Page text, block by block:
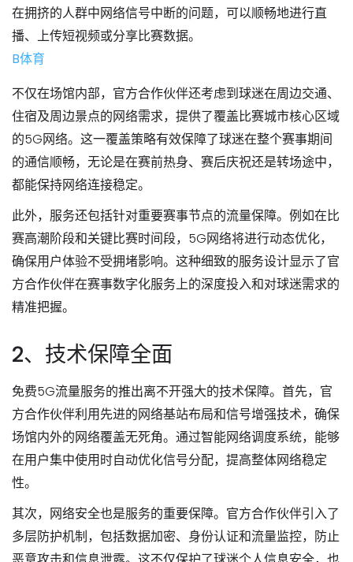
在拥挤的人群中网络信号中断的问题，可以顺畅地进行直
播、上传短视频或分享比赛数据。
B体育
不仅在场馆内部，官方合作伙伴还考虑到球迷在周边交通、
住宿及周边景点的网络需求，提供了覆盖比赛城市核心区域
的5G网络。这一覆盖策略有效保障了球迷在整个赛事期间
的通信顺畅，无论是在赛前热身、赛后庆祝还是转场途中，
都能保持网络连接稳定。
此外，服务还包括针对重要赛事节点的流量保障。例如在比
赛高潮阶段和关键比赛时间段，5G网络将进行动态优化，
确保用户体验不受拥堵影响。这种细致的服务设计显示了官
方合作伙伴在赛事数字化服务上的深度投入和对球迷需求的
精准把握。
2、技术保障全面
免费5G流量服务的推出离不开强大的技术保障。首先，官
方合作伙伴利用先进的网络基站布局和信号增强技术，确保
场馆内外的网络覆盖无死角。通过智能网络调度系统，能够
在用户集中使用时自动优化信号分配，提高整体网络稳定
性。
其次，网络安全也是服务的重要保障。官方合作伙伴引入了
多层防护机制，包括数据加密、身份认证和流量监控，防止